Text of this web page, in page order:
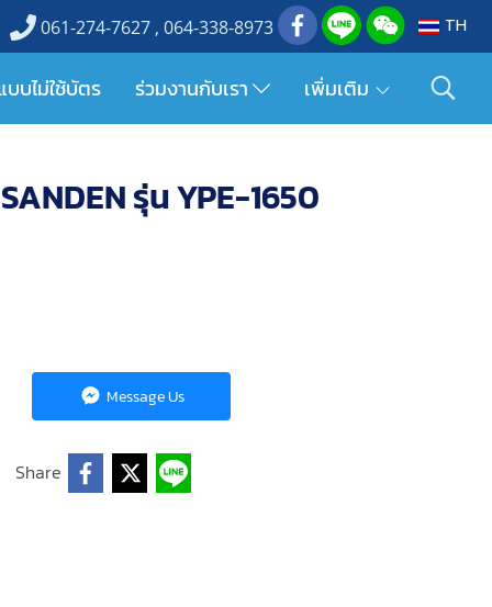
061-274-7627 , 064-338-8973 TH
บไม่ใช้บัตร ร่วมงานกับเรา เพิ่มเติม
รุ่น YPE-1650
Message Us
Share